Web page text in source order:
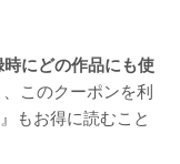
にどの作品にも使
このクーポンを利
もお得に読むこと